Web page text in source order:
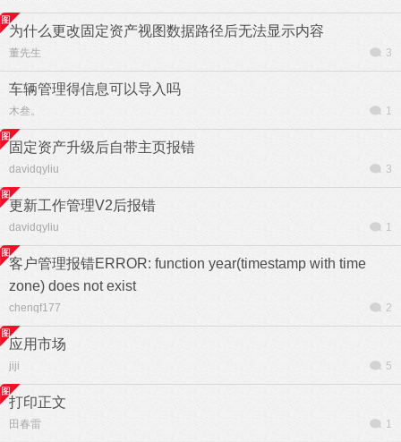
为什么更改固定资产视图数据路径后无法显示内容
董先生 3
车辆管理得信息可以导入吗
木叁。 1
固定资产升级后自带主页报错
davidqyliu 3
更新工作管理V2后报错
davidqyliu 1
客户管理报错ERROR: function year(timestamp with time
zone) does not exist
chenqf177 2
应用市场
jiji 5
打印正文
田春雷 1